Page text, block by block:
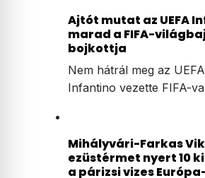
Ajtót mutat az UEFA
marad a FIFA-
bojkottja
Nem hátrál meg az
Infantino vezette FIFA-
Mihályvári-Farkas
ezüstérmet nyert 10
a párizsi vizes